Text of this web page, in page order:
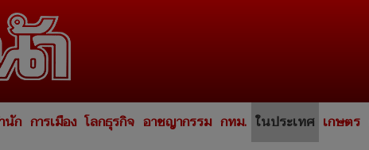
นัก การเมือง โลกธุรกิจ อาชญากรรม กทม. ในประเทศ เกษตร